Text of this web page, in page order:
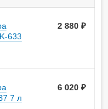
633
2 880
7 л
6 020